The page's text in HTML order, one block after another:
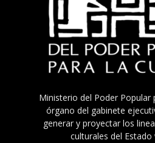
Ministerio del Poder Popular
órgano del gabinete
generar y proyectar los
culturales del Estado